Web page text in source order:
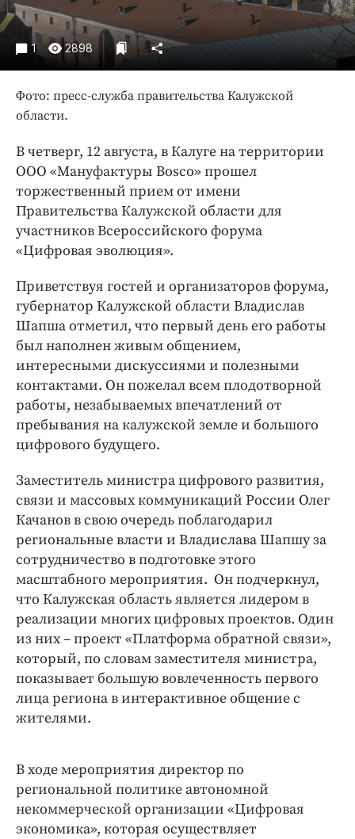
ПРОЕКТЫ
Блоги
Издания
Медиаперсона
Интересное чтиво
Бренд года
Работодатель года
1 2898
Фото: пресс-служба правительства Калужской
области.
В четверг, 12 августа, в Калуге на территории
ООО «Мануфактуры Bosco» прошел
торжественный прием от имени
Правительства Калужской области для
участников Всероссийского форума
«Цифровая эволюция».
Приветствуя гостей и организаторов форума,
губернатор Калужской области Владислав
Шапша отметил, что первый день его работы
был наполнен живым общением,
интересными дискуссиями и полезными
контактами. Он пожелал всем плодотворной
работы, незабываемых впечатлений от
пребывания на калужской земле и большого
цифрового будущего.
Заместитель министра цифрового развития,
связи и массовых коммуникаций России Олег
Качанов в свою очередь поблагодарил
региональные власти и Владислава Шапшу за
сотрудничество в подготовке этого
масштабного мероприятия. Он подчеркнул,
что Калужская область является лидером в
реализации многих цифровых проектов. Один
из них – проект «Платформа обратной связи»,
который, по словам заместителя министра,
показывает большую вовлеченность первого
лица региона в интерактивное общение с
жителями.
В ходе мероприятия директор по
региональной политике автономной
некоммерческой организации «Цифровая
экономика», которая осуществляет